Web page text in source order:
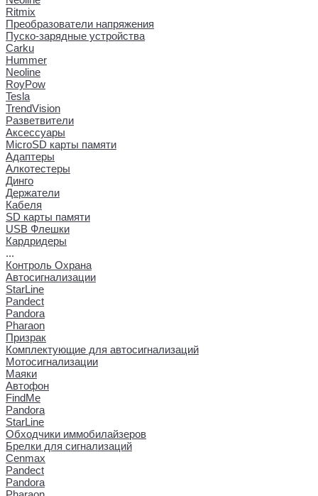
Ritmix
Преобразователи напряжения
Пуско-зарядные устройства
Carku
Hummer
Neoline
RoyPow
Tesla
TrendVision
Разветвители
Аксессуары
MicroSD карты памяти
Адаптеры
Алкотестеры
Динго
Держатели
Кабеля
SD карты памяти
USB Флешки
Кардридеры
...
Контроль Охрана
Автосигнализации
StarLine
Pandect
Pandora
Pharaon
Призрак
Комплектующие для автосигнализаций
Мотосигнализации
Маяки
Автофон
FindMe
Pandora
StarLine
Обходчики иммобилайзеров
Брелки для сигнализаций
Cenmax
Pandect
Pandora